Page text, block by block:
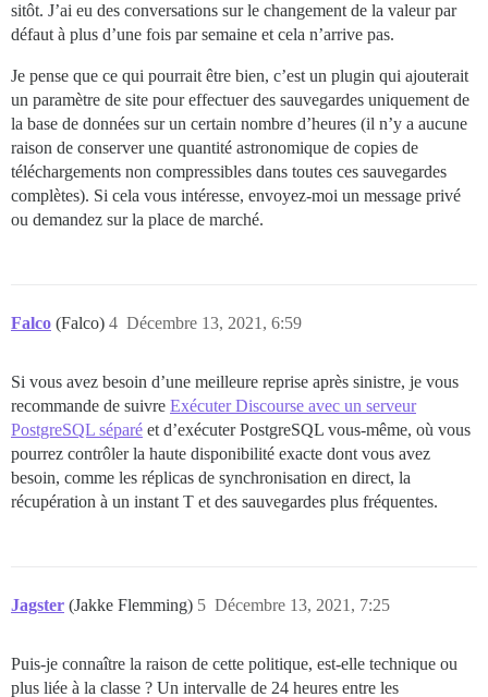
sitôt. J’ai eu des conversations sur le changement de la valeur par
défaut à plus d’une fois par semaine et cela n’arrive pas.
Je pense que ce qui pourrait être bien, c’est un plugin qui ajouterait
un paramètre de site pour effectuer des sauvegardes uniquement de
la base de données sur un certain nombre d’heures (il n’y a aucune
raison de conserver une quantité astronomique de copies de
téléchargements non compressibles dans toutes ces sauvegardes
complètes). Si cela vous intéresse, envoyez-moi un message privé
ou demandez sur la place de marché.
Falco (Falco) Décembre 13, 2021, 6:59
4
Si vous avez besoin d’une meilleure reprise après sinistre, je vous
recommande de suivre Exécuter Discourse avec un serveur
PostgreSQL séparé et d’exécuter PostgreSQL vous-même, où vous
pourrez contrôler la haute disponibilité exacte dont vous avez
besoin, comme les réplicas de synchronisation en direct, la
récupération à un instant T et des sauvegardes plus fréquentes.
Jagster (Jakke Flemming) Décembre 13, 2021, 7:25
5
Puis-je connaître la raison de cette politique, est-elle technique ou
plus liée à la classe ? Un intervalle de 24 heures entre les